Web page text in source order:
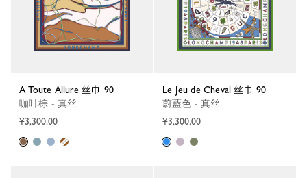
A Toute Allure 丝巾 90
咖啡棕 - 真丝
¥3,300.00
Le Jeu de Cheval 丝巾 90
蔚藍色 - 真丝
¥3,300.00